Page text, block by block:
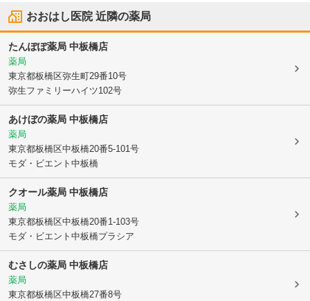
おおはし医院近隣の薬局
たんぽぽ薬局 中板橋店
薬局
東京都板橋区弥生町29番10号
弥生ファミリーハイツ102号
あけぼの薬局 中板橋店
薬局
東京都板橋区中板橋20番5-101号
モダ・ビエント中板橋
クオール薬局 中板橋店
薬局
東京都板橋区中板橋20番1-103号
モダ・ビエント中板橋プラシア
むさしの薬局 中板橋店
薬局
東京都板橋区中板橋27番8号